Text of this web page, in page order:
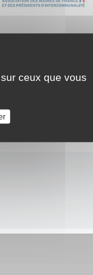
ceux que vous